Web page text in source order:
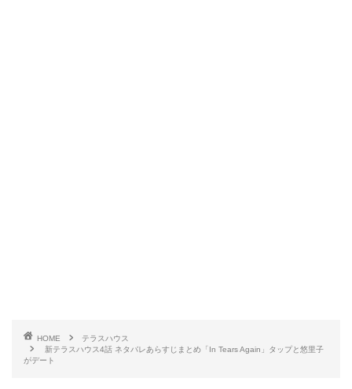
HOME
テラスハウス
新テラスハウス4話 ネタバレあらすじまとめ「In Tears Again」タップと悠里子
がデート